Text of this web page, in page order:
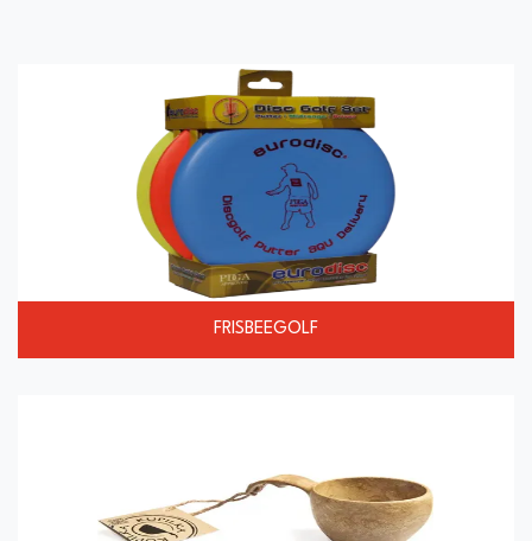
FRISBEEGOLF